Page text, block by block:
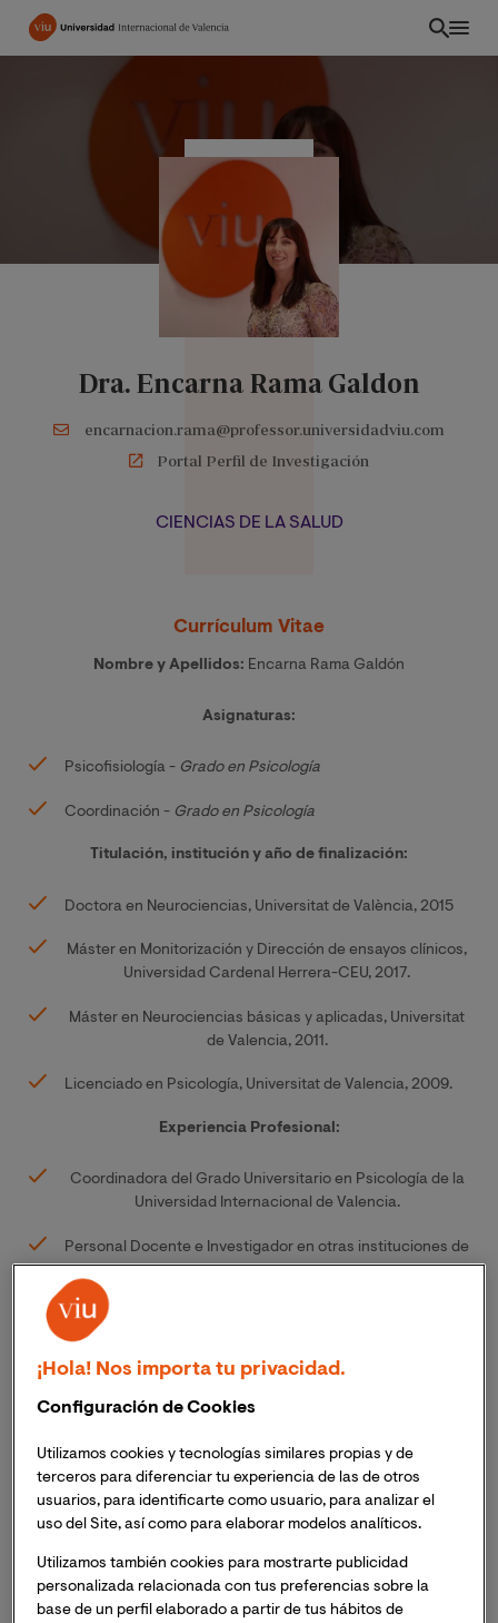
Pasar
Dra. Encarna Rama Galdon
encarnacion.rama@professor.universidadviu.com
Portal Perfil de Investigación
CIENCIAS DE LA SALUD
Currículum Vitae
Nombre y Apellidos: Encarna Rama Galdón
Asignaturas:
Psicofisiología - Grado en Psicología
Coordinación - Grado en Psicología
Titulación, institución y año de finalización:
Doctora en Neurociencias, Universitat de València, 2015
Máster en Monitorización y Dirección de ensayos clínicos,
Universidad Cardenal Herrera-CEU, 2017.
Máster en Neurociencias básicas y aplicadas, Universitat
de Valencia, 2011.
Licenciado en Psicología, Universitat de Valencia, 2009.
Experiencia Profesional:
Coordinadora del Grado Universitario en Psicología de la
Universidad Internacional de Valencia.
Personal Docente e Investigador en otras instituciones de
Máster en Neuropsicología y Educación y Máster en
Investigadora no doctora en Fundación Instituto
coordinadora y técnico de apoyo a la investigación básica
Biomarcadores y Medicina de Precisión desde 2017 a
2021.
Colaboradora y Voluntaria de la asociación SENAD,
desarrollo durante el año 2016.
Psicóloga con Acreditación de Psicóloga General
¡Hola! Nos importa tu privacidad.
Configuración de Cookies
Utilizamos cookies y tecnologías similares propias y de
terceros para diferenciar tu experiencia de las de otros
usuarios, para identificarte como usuario, para analizar el
uso del Site, así como para elaborar modelos analíticos.
Utilizamos también cookies para mostrarte publicidad
personalizada relacionada con tus preferencias sobre la
base de un perfil elaborado a partir de tus hábitos de